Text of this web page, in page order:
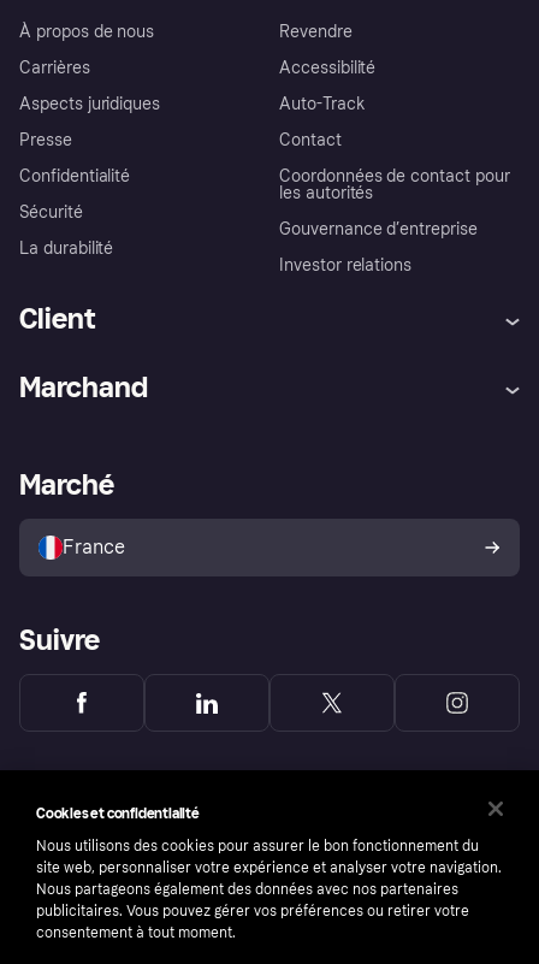
À propos de nous
Carrières
Aspects juridiques
Presse
Confidentialité
Sécurité
La durabilité
Revendre
Accessibilité
Auto-Track
Contact
Coordonnées de contact pour
les autorités
Gouvernance d’entreprise
Investor relations
Client
Explorez les magasins
Politique de protection de
l’acheteur Klarna
Marchand
Portail Marchand
Marché
France
Suivre
Cookies et confidentialité
Nous utilisons des cookies pour assurer le bon fonctionnement du
site web, personnaliser votre expérience et analyser votre navigation.
Nous partageons également des données avec nos partenaires
publicitaires. Vous pouvez gérer vos préférences ou retirer votre
consentement à tout moment.